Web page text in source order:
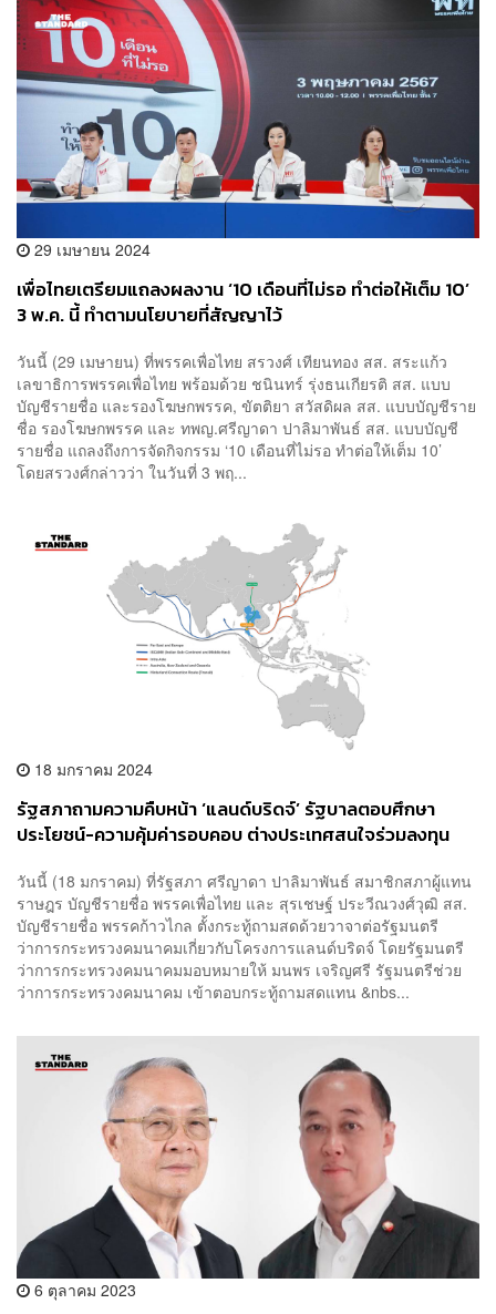
29 เมษายน 2024
เพื่อไทยเตรียมแถลงผลงาน ‘10 เดือนที่ไม่รอ ทำต่อให้เต็ม 10’
3 พ.ค. นี้ ทำตามนโยบายที่สัญญาไว้
วันนี้ (29 เมษายน) ที่พรรคเพื่อไทย สรวงศ์ เทียนทอง สส. สระแก้ว
เลขาธิการพรรคเพื่อไทย พร้อมด้วย ชนินทร์ รุ่งธนเกียรติ สส. แบบ
บัญชีรายชื่อ และรองโฆษกพรรค, ขัตติยา สวัสดิผล สส. แบบบัญชีราย
ชื่อ รองโฆษกพรรค และ ทพญ.ศรีญาดา ปาลิมาพันธ์ สส. แบบบัญชี
รายชื่อ แถลงถึงการจัดกิจกรรม ‘10 เดือนที่ไม่รอ ทำต่อให้เต็ม 10’
โดยสรวงศ์กล่าวว่า ในวันที่ 3 พฤ...
18 มกราคม 2024
รัฐสภาถามความคืบหน้า ‘แลนด์บริดจ์’ รัฐบาลตอบศึกษา
ประโยชน์-ความคุ้มค่ารอบคอบ ต่างประเทศสนใจร่วมลงทุน
วันนี้ (18 มกราคม) ที่รัฐสภา ศรีญาดา ปาลิมาพันธ์ สมาชิกสภาผู้แทน
ราษฎร บัญชีรายชื่อ พรรคเพื่อไทย และ สุรเชษฐ์ ประวีณวงศ์วุฒิ สส.
บัญชีรายชื่อ พรรคก้าวไกล ตั้งกระทู้ถามสดด้วยวาจาต่อรัฐมนตรี
ว่าการกระทรวงคมนาคมเกี่ยวกับโครงการแลนด์บริดจ์ โดยรัฐมนตรี
ว่าการกระทรวงคมนาคมมอบหมายให้ มนพร เจริญศรี รัฐมนตรีช่วย
ว่าการกระทรวงคมนาคม เข้าตอบกระทู้ถามสดแทน &nbs...
6 ตุลาคม 2023